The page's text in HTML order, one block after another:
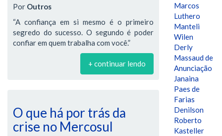
Por Outros
“A confiança em si mesmo é o primeiro
segredo do sucesso. O segundo é poder
confiar em quem trabalha com você.”
+ continuar lendo
O que há por trás da
crise no Mercosul
Marcos
Luthero
Manteli
Wilen
Derly
Massaud de
Anunciação
Janaina
Paes de
Farias
Denilson
Roberto
Kasteller